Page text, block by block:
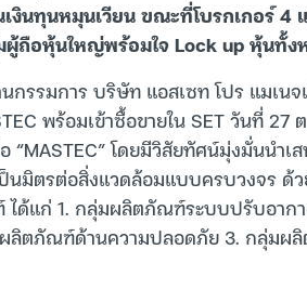
งินทุนหมุนเวียน ขณะที่โบรกเกอร์ 4
ถือหุ้นใหญ่พร้อมใจ Lock up หุ้นทั้ง
กรรมการ บริษัท แอสเซท โปร แมเน
พร้อมเข้าซื้อขายใน SET วันที่
“MASTEC” โดยมีวิสัยทัศน์มุ่งมั่นนำเ
นมิตรต่อสิ่งแวดล้อมแบบครบวงจร ด้
แก่ 1. กลุ่มผลิตภัณฑ์ระบบปรับอาก
ตภัณฑ์ด้านความปลอดภัย 3. กลุ่มผ